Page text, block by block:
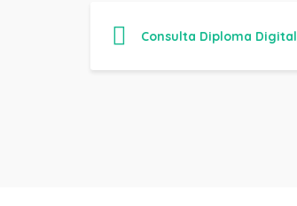
Consulta Diploma Digital